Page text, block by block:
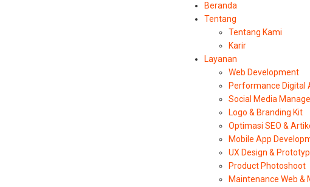
Beranda
Tentang
Tentang Kami
Karir
Layanan
Web Development
Performance Digital
Social Media
Logo & Branding Kit
Optimasi SEO &
Mobile App
UX Design &
Product Photoshoot
Maintenance Web &